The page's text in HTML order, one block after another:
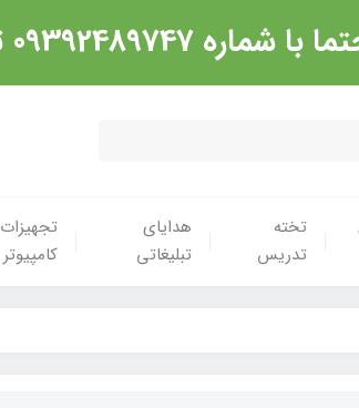
گرفته شود. ارادت
تخته
تدریس
هدایای
تبلیغاتی
تجهیزات
کامپیوتر